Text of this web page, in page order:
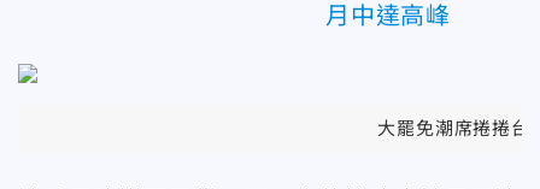
月中達高峰
大罷免潮席捲捲台